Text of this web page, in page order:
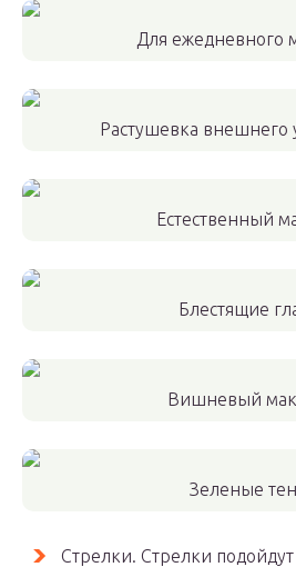
Для ежедневного
Растушевка внешнего
Естественный
Блестящие
Вишневый
Зеленые
Стрелки. Стрелки